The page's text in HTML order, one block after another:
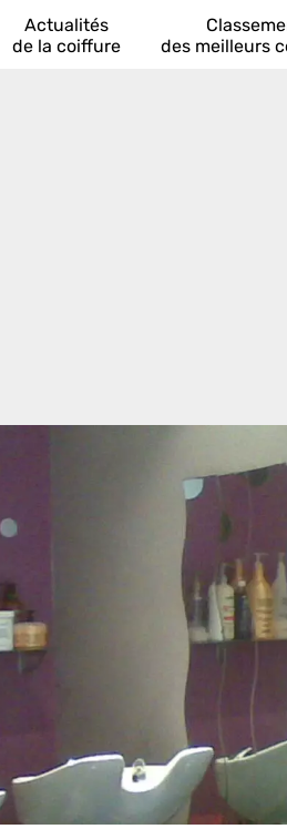
Actualités
de la coiffure
des meilleurs